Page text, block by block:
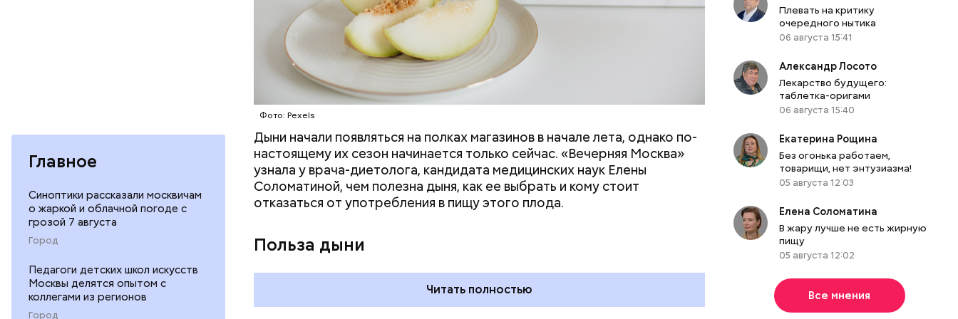
Главное
Синоптики рассказали москвичам
о жаркой и облачной погоде с
грозой 7 августа
Город
Педагоги детских школ искусств
Москвы делятся опытом с
коллегами из регионов
Город
Фото: Pexels
Дыни начали появляться на полках магазинов в начале лета, однако по-
настоящему их сезон начинается только сейчас. «Вечерняя Москва»
узнала у врача-диетолога, кандидата медицинских наук Елены
Соломатиной, чем полезна дыня, как ее выбрать и кому стоит
отказаться от употребления в пищу этого плода.
Польза дыни
Читать полностью
— Если человек уже болеет мочекаменной болезнью, щавель ему не
рекомендуется. При артрите, гастрите, холецистите, синдроме
раздраженного кишечника, язвах и панкреатите продукт тоже лучше
исключить из рациона, — предупредила врач. — Он может привести к
повышению кислотности желудка и раздражать слизистые оболочки.
Плевать на критику
очередного нытика
06 августа 15:41
Александр Лосото
Лекарство будущего:
таблетка-оригами
06 августа 15:40
Екатерина Рощина
Без огонька работаем,
товарищи, нет энтузиазма!
05 августа 12:03
Елена Соломатина
В жару лучше не есть жирную
пищу
05 августа 12:02
Все мнения